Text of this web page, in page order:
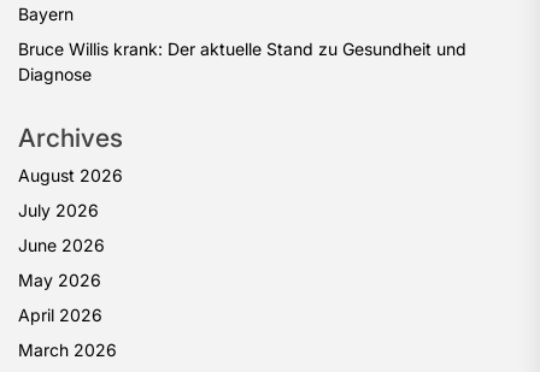
Bayern
Bruce Willis krank: Der aktuelle Stand zu Gesundheit und
Diagnose
Archives
August 2026
July 2026
June 2026
May 2026
April 2026
March 2026